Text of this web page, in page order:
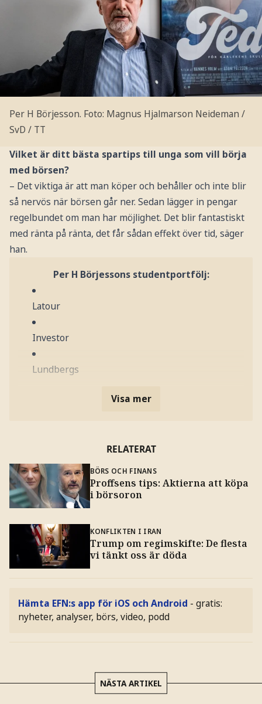
Per H Börjesson. Foto: Magnus Hjalmarson Neideman /
SvD / TT
Vilket är ditt bästa spartips till unga som vill börja
med börsen?
– Det viktiga är att man köper och behåller och inte blir
så nervös när börsen går ner. Sedan lägger in pengar
regelbundet om man har möjlighet. Det blir fantastiskt
med ränta på ränta, det får sådan effekt över tid, säger
han.
Per H Börjessons studentportfölj:
Latour
Investor
Lundbergs
Visa mer
RELATERAT
BÖRS OCH FINANS
Proffsens tips: Aktierna att köpa
i börsoron
KONFLIKTEN I IRAN
Trump om regimskifte: De flesta
vi tänkt oss är döda
Hämta EFN:s app för iOS och Android - gratis:
nyheter, analyser, börs, video, podd
NÄSTA ARTIKEL